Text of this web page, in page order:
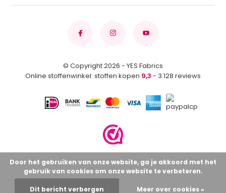
© Copyright 2026 - YES Fabrics
Online stoffenwinkel: stoffen kopen 9,3 - 3.128 reviews
Door het gebruiken van onze website, ga je akkoord met het
gebruik van cookies om onze website te verbeteren.
Dit bericht verbergen Meer over cookies »